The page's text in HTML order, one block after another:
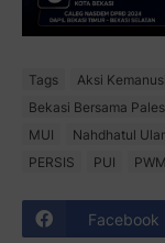
Tags Aksi
Bekasi Bersama
MUI
Nahdhatul
PERSIS
PUI
Facebook